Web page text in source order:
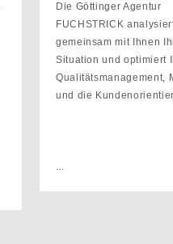
Die Göttinger Agentur
FUCHSTRICK
gemeinsam mit Ihnen
Situation und optimiert
Qualitätsmanagement,
und die
...